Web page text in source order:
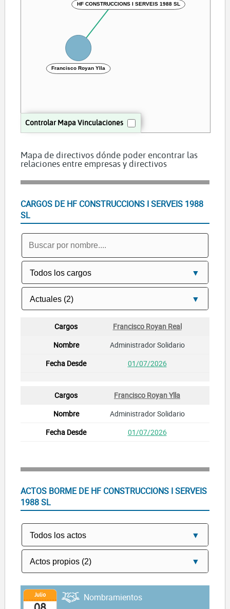
Controlar Mapa Vinculaciones
HF CONSTRUCCIONS I SERVEIS 1988 SL
Francisco Royan Ylla
Mapa de directivos dónde poder encontrar las
relaciones entre empresas y directivos
CARGOS DE HF CONSTRUCCIONS I SERVEIS 1988
SL
Francisco Royan Real
Administrador Solidario
01/07/2026
Francisco Royan Ylla
Administrador Solidario
01/07/2026
ACTOS BORME DE HF CONSTRUCCIONS I SERVEIS
1988 SL
Julio Nombramientos